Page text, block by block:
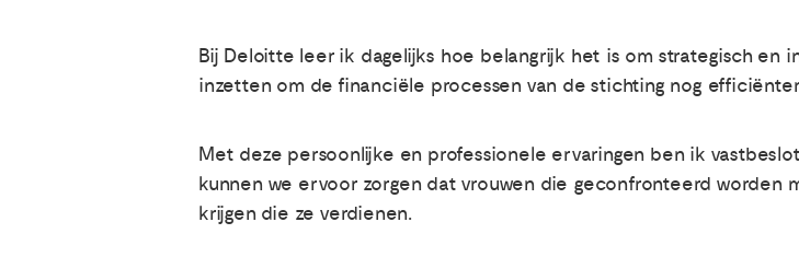
Bij Deloitte leer ik dagelijks hoe belangrijk het is om strategisch en
inzetten om de financiële processen van de stichting nog
Met deze persoonlijke en professionele ervaringen ben ik
kunnen we ervoor zorgen dat vrouwen die geconfronteerd worden
krijgen die ze verdienen.